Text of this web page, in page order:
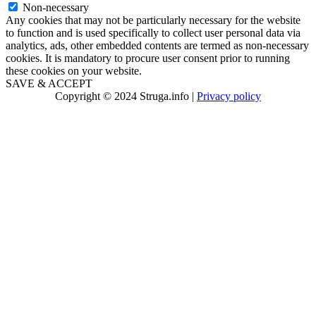
Non-necessary
Any cookies that may not be particularly necessary for the website
to function and is used specifically to collect user personal data via
analytics, ads, other embedded contents are termed as non-necessary
cookies. It is mandatory to procure user consent prior to running
these cookies on your website.
SAVE & ACCEPT
Copyright © 2024 Struga.info | Privacy policy